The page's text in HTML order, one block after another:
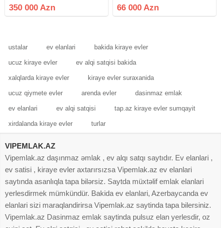
heyet evi satilir.Evin torpaq sahesi
6sotdu, evin umumi sahesi
350 000 Azn
bələdiyyədir , 112 nömrəli
avtobusa 2 dəqiqəlik məsafədə
66 000 Azn
ustalar ev elanlari bakida kiraye evler
ucuz kiraye evler ev alqi satqisi bakida
xalqlarda kiraye evler kiraye evler suraxanida
ucuz qiymete evler arenda evler dasinmaz emlak
ev elanlari ev alqi satqisi tap.az kiraye evler sumqayit
xirdalanda kiraye evler turlar
VIPEMLAK.AZ
Vipemlak.az daşınmaz əmlak , ev alqı satqı saytıdır. Ev elanlari ,
ev satisi , kiraye evler axtarırsızsa Vipemlak.az ev elanlari
saytında asanlıqla tapa bilərsiz. Saytda müxtəlif emlak elanlari
yerlesdirmek mümkündür. Bakida ev elanlari, Azerbaycanda ev
elanlari sizi maraqlandirirsa Vipemlak.az saytinda tapa bilersiniz.
Vipemlak.az Dasinmaz emlak saytinda pulsuz elan yerlesdir, oz